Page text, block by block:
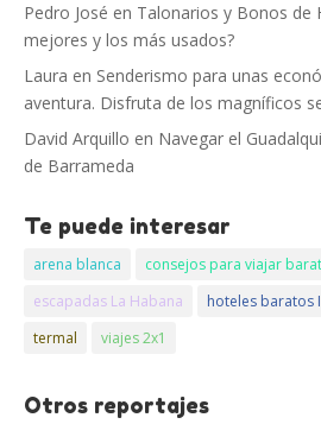
Pedro José en Talonarios y Bonos de
mejores y los más usados?
Laura en Senderismo para unas
aventura. Disfruta de los magníficos
David Arquillo en Navegar el
de Barrameda
Te puede interesar
arena blanca
consejos para viajar
escapadas La Habana
hoteles baratos
termal
viajes 2x1
Otros reportajes